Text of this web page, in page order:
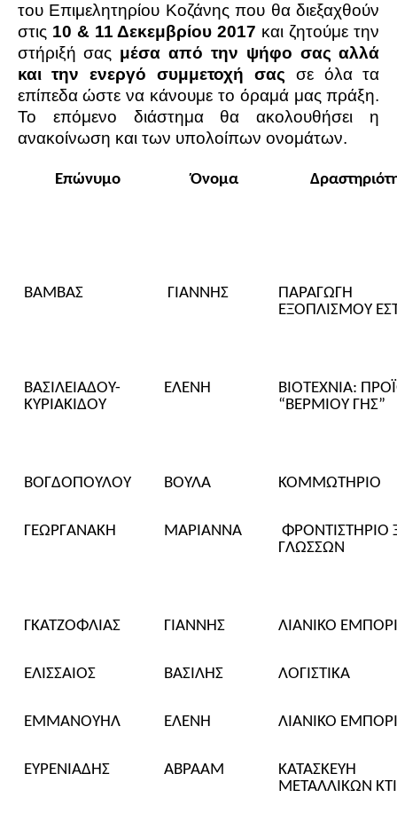
του Επιμελητηρίου Κοζάνης που θα διεξαχθούν
στις 10 & 11 Δεκεμβρίου 2017 και ζητούμε την
στήριξή σας μέσα από την ψήφο σας αλλά
και την ενεργό συμμετοχή σας σε όλα τα
επίπεδα ώστε να κάνουμε το όραμά μας πράξη.
Το επόμενο διάστημα θα ακολουθήσει η
ανακοίνωση και των υπολοίπων ονομάτων.
Επώνυμο Όνομα
ΒΑΜΒΑΣ ΓΙΑΝΝΗΣ
ΠΑΡΑΓΩΓΗ
ΕΞΟΠΛΙΣΜΟΥ
ΒΑΣΙΛΕΙΑΔΟΥ-
ΚΥΡΙΑΚΙΔΟΥ
ΕΛΕΝΗ
ΒΙΟΤΕΧΝΙΑ:
“ΒΕΡΜΙΟΥ ΓΗΣ”
ΒΟΓΔΟΠΟΥΛΟΥ ΒΟΥΛΑ ΚΟΜΜΩΤΗΡΙΟ
ΓΕΩΡΓΑΝΑΚΗ ΜΑΡΙΑΝΝΑ
ΦΡΟΝΤΙΣΤΗΡΙΟ
ΓΛΩΣΣΩΝ
ΓΚΑΤΖΟΦΛΙΑΣ ΓΙΑΝΝΗΣ ΛΙΑΝΙΚΟ
ΕΛΙΣΣΑΙΟΣ ΒΑΣΙΛΗΣ ΛΟΓΙΣΤΙΚΑ
ΕΜΜΑΝΟΥΗΛ ΕΛΕΝΗ ΛΙΑΝΙΚΟ
ΕΥΡΕΝΙΑΔΗΣ ΑΒΡΑΑΜ
ΚΑΤΑΣΚΕΥΗ
ΜΕΤΑΛΛΙΚΩΝ